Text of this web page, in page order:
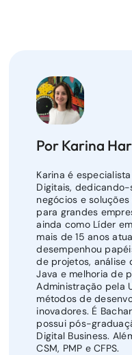
Por Karina
Karina é
Digitais,
negócios e
para grandes
ainda como Líder
mais de 15 anos
desempenhou
de projetos, análise
Java e melhoria de
Administração pela
métodos de
inovadores. É
possui pós-
Digital Business.
CSM, PMP e CFPS.